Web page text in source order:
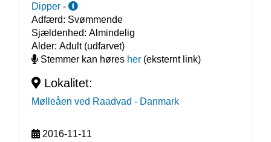
Dipper -
Adfærd: Svømmende
Sjældenhed: Almindelig
Alder: Adult (udfarvet)
Stemmer kan høres her(eksternt link)
Lokalitet:
Mølleåen ved Raadvad - Danmark
2016-11-11